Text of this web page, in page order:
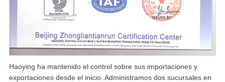
Haoying ha mantenido el control sobre sus importaciones y
exportaciones desde el inicio. Administramos dos sucursales en